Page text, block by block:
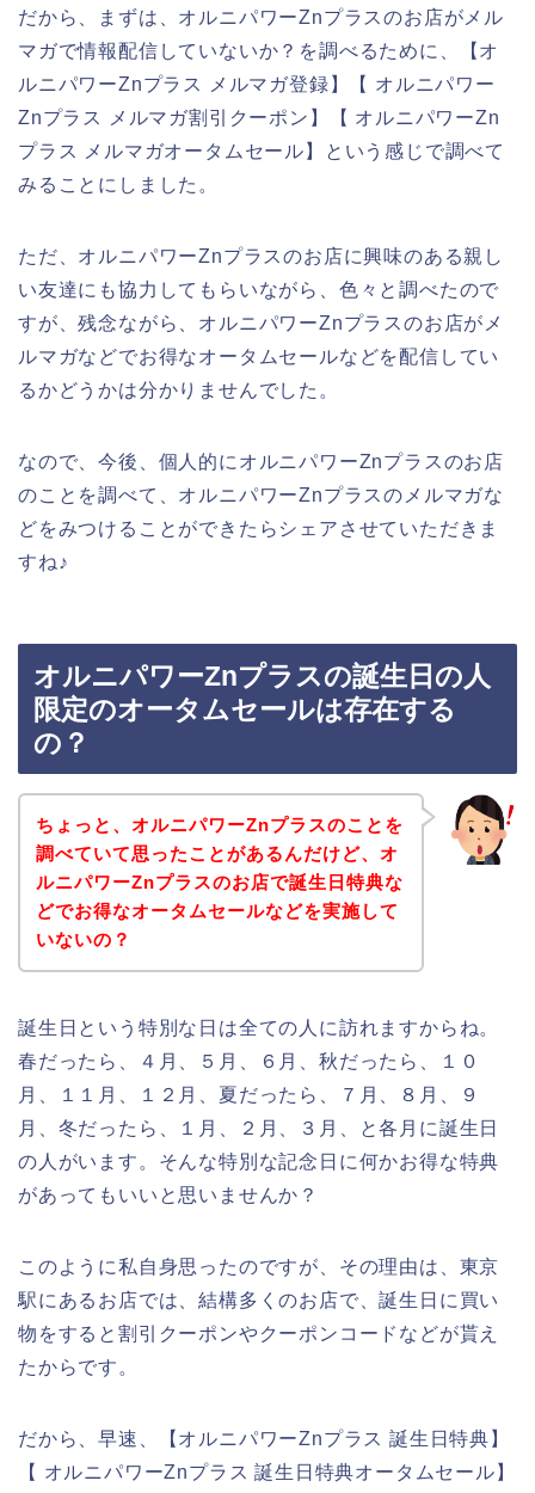
だから、まずは、オルニパワーZnプラスのお店がメル
マガで情報配信していないか？を調べるために、【オ
ルニパワーZnプラス メルマガ登録】【 オルニパワー
Znプラス メルマガ割引クーポン】【 オルニパワーZn
プラス メルマガオータムセール】という感じで調べて
みることにしました。
ただ、オルニパワーZnプラスのお店に興味のある親し
い友達にも協力してもらいながら、色々と調べたので
すが、残念ながら、オルニパワーZnプラスのお店がメ
ルマガなどでお得なオータムセールなどを配信してい
るかどうかは分かりませんでした。
なので、今後、個人的にオルニパワーZnプラスのお店
のことを調べて、オルニパワーZnプラスのメルマガな
どをみつけることができたらシェアさせていただきま
すね♪
オルニパワーZnプラスの誕生日の人
限定のオータムセールは存在する
の？
ちょっと、オルニパワーZnプラスのことを
調べていて思ったことがあるんだけど、オ
ルニパワーZnプラスのお店で誕生日特典な
どでお得なオータムセールなどを実施して
いないの？
誕生日という特別な日は全ての人に訪れますからね。
春だったら、４月、５月、６月、秋だったら、１０
月、１１月、１２月、夏だったら、７月、８月、９
月、冬だったら、１月、２月、３月、と各月に誕生日
の人がいます。そんな特別な記念日に何かお得な特典
があってもいいと思いませんか？
このように私自身思ったのですが、その理由は、東京
駅にあるお店では、結構多くのお店で、誕生日に買い
物をすると割引クーポンやクーポンコードなどが貰え
たからです。
だから、早速、【オルニパワーZnプラス 誕生日特典】
【 オルニパワーZnプラス 誕生日特典オータムセール】